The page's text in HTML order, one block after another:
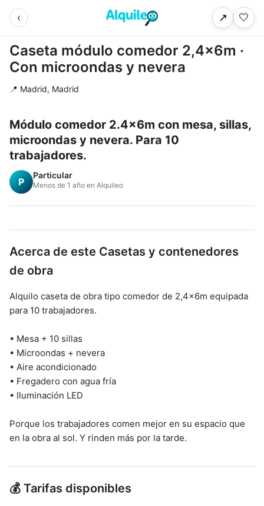
‹ ↗ 🤍
Caseta módulo comedor 2,4×6m ·
Con microondas y nevera
📍 Madrid, Madrid
Módulo comedor 2.4x6m con mesa, sillas,
microondas y nevera. Para 10
trabajadores.
P
Particular
Menos de 1 año en Alquileo
Acerca de este Casetas y contenedores
de obra
Alquilo caseta de obra tipo comedor de 2,4×6m equipada
para 10 trabajadores.
• Mesa + 10 sillas
• Microondas + nevera
• Aire acondicionado
• Fregadero con agua fría
• Iluminación LED
Porque los trabajadores comen mejor en su espacio que
en la obra al sol. Y rinden más por la tarde.
💰 Tarifas disponibles